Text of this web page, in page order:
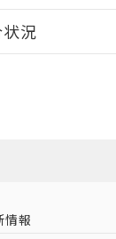
項・凡例
事項・凡例
況
情報